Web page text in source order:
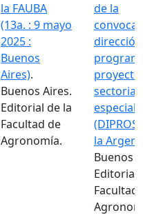
la FAUBA
(13a. : 9 mayo
2025 :
Buenos
Aires).
Buenos Aires.
Editorial de la
Facultad de
Agronomía.
de la
la
Buenos
Editorial
Facultad